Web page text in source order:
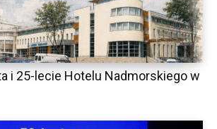
i 25-lecie Hotelu Nadmorskiego w